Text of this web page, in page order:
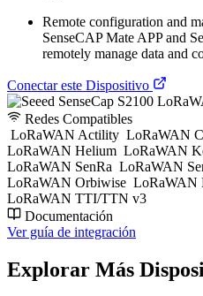
Remote configuration and
SenseCAP Mate APP and
remotely manage data and
Conectar este Dispositivo
Redes Compatibles
LoRaWAN Actility LoRaWAN
LoRaWAN Helium LoRaWAN
LoRaWAN SenRa LoRaWAN
LoRaWAN Orbiwise LoRaWAN
LoRaWAN TTI/TTN v3
Documentación
Ver guía de integración
Explorar Más